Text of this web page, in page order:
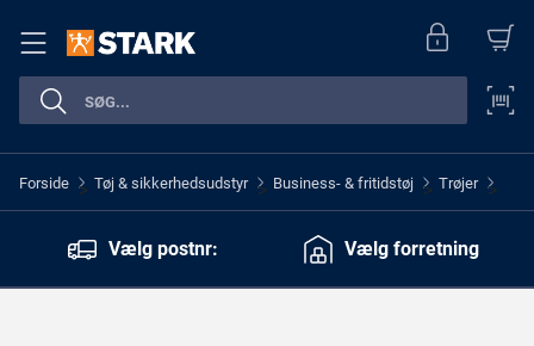
Forside > Tøj & sikkerhedsudstyr > Business- & fritidstøj > Trøjer >
Vælg postnr: Vælg forretning